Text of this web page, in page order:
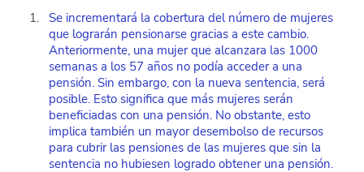
Se incrementará la cobertura del número de mujeres
que lograrán pensionarse gracias a este cambio.
Anteriormente, una mujer que alcanzara las 1000
semanas a los 57 años no podía acceder a una
pensión. Sin embargo, con la nueva sentencia, será
posible. Esto significa que más mujeres serán
beneficiadas con una pensión. No obstante, esto
implica también un mayor desembolso de recursos
para cubrir las pensiones de las mujeres que sin la
sentencia no hubiesen logrado obtener una pensión.